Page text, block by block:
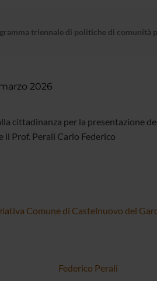
triennale di politiche di
2026
cittadinanza per la presentazione
il Prof. Perali Carlo Federico
Comune di Castelnuovo del
Federico Perali